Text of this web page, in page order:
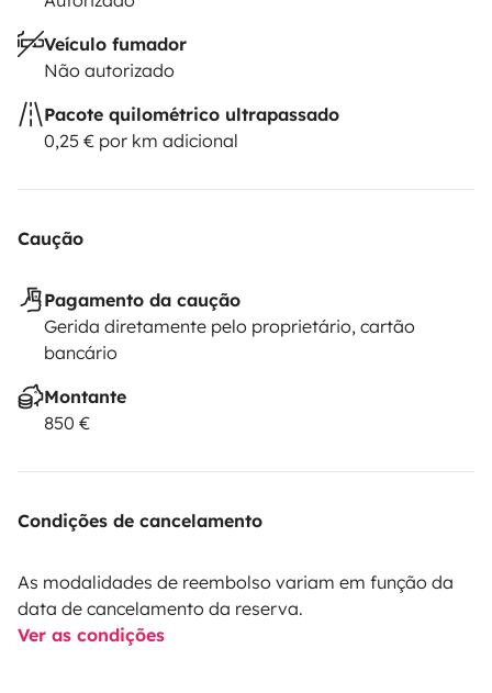
Veículo fumador
Não autorizado
Pacote quilométrico ultrapassado
0,25 € por km adicional
Caução
Pagamento da caução
Gerida diretamente pelo proprietário, cartão
bancário
Montante
850 €
Condições de cancelamento
As modalidades de reembolso variam em função da
data de cancelamento da reserva.
Ver as condições